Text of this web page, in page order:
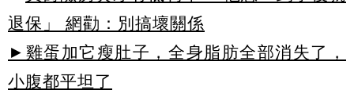
退保」 網勸：別搞壞關係
►雞蛋加它瘦肚子，全身脂肪全部消失了，
小腹都平坦了